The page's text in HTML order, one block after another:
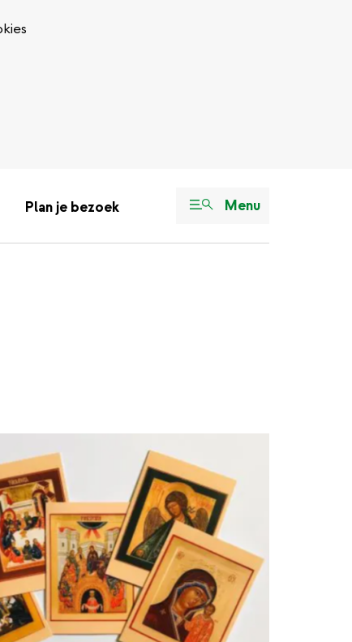
Plan je bezoek Menu